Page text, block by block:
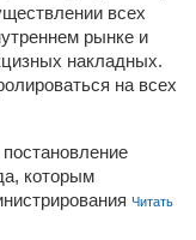
всех
рынке и
накладных.
на всех
которым
Читать